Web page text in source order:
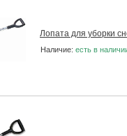
Лопата для уборки
Наличие: есть в